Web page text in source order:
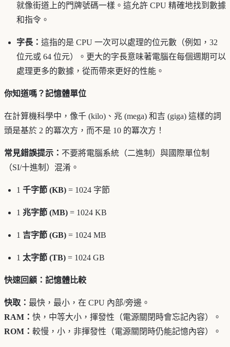
就像街道上的門牌號碼一樣。這允許 CPU 精確地找到數據
和指令。
字長： 這指的是 CPU 一次可以處理的位元數（例如，32
位元或 64 位元）。更大的字長意味著電腦在每個週期可以
處理更多的數據，從而帶來更好的性能。
你知道嗎？記憶體單位
在計算機科學中，像千 (kilo)、兆 (mega) 和吉 (giga) 這樣的詞
頭是基於 2 的冪次方，而不是 10 的冪次方！
常見錯誤提示： 不要將電腦系統（二進制）與國際單位制
（SI/十進制）混淆。
1 千字節 (KB) = 1024 字節
1 兆字節 (MB) = 1024 KB
1 吉字節 (GB) = 1024 MB
1 太字節 (TB) = 1024 GB
快速回顧：記憶體比較
快取： 最快，最小，在 CPU 內部/旁邊。
RAM： 快，中等大小，揮發性（電源關閉時會忘記內容）。
ROM： 較慢，小，非揮發性（電源關閉時仍能記憶內容）。